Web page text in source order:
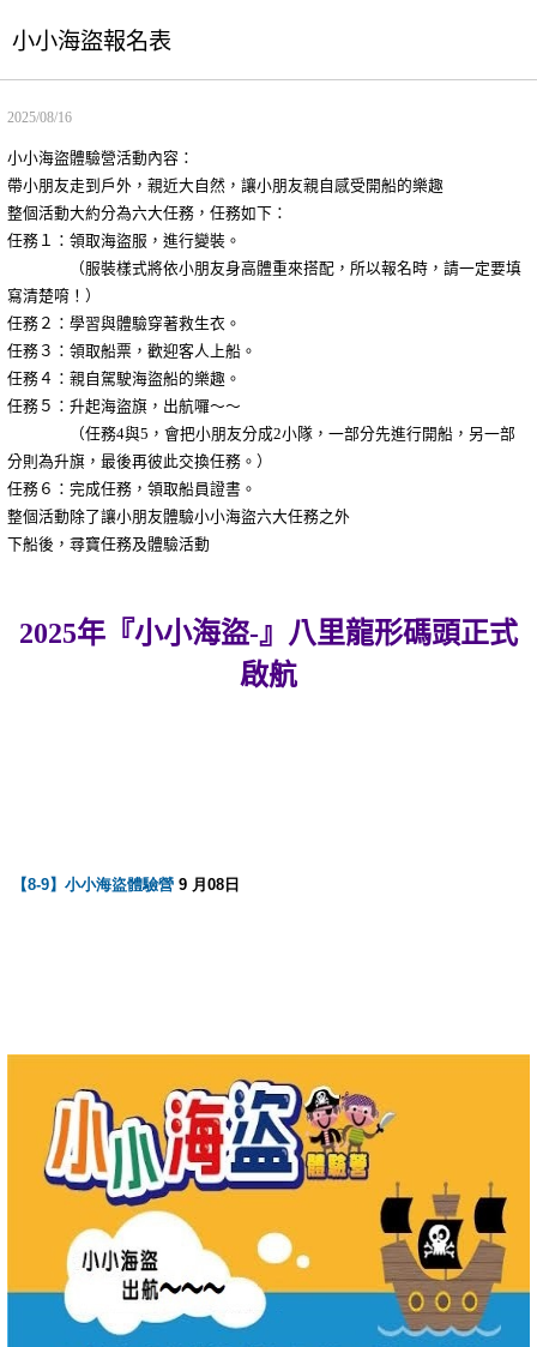
小小海盜報名表
2025/08/16
小小海盜體驗營活動內容：
帶小朋友走到戶外，親近大自然，讓小朋友親自感受開船的樂趣
整個活動大約分為六大任務，任務如下：
任務１：領取海盜服，進行變裝。
（服裝樣式將依小朋友身高體重來搭配，所以報名時，請一定要填
寫清楚唷！）
任務２：學習與體驗穿著救生衣。
任務３：領取船票，歡迎客人上船。
任務４：親自駕駛海盜船的樂趣。
任務５：升起海盜旗，出航囉～～
（任務4與5，會把小朋友分成2小隊，一部分先進行開船，另一部
分則為升旗，最後再彼此交換任務。）
任務６：完成任務，領取船員證書。
整個活動除了讓小朋友體驗小小海盜六大任務之外
下船後，尋寶任務及體驗活動
2025年『小小海盜-』八里龍形碼頭正式
啟航
【8-9】小小海盜體驗營 9 月08日